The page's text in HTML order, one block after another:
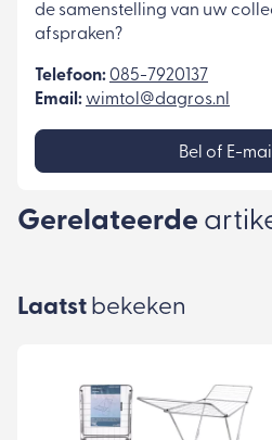
de samenstelling van uw
afspraken?
Bel of E-
Telefoon:085-7920137
Email:wimtol@dagros.nl
Gerelateerde
Laatst bekeken